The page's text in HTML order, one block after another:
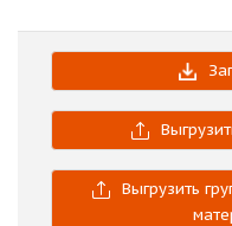
Выгрузить